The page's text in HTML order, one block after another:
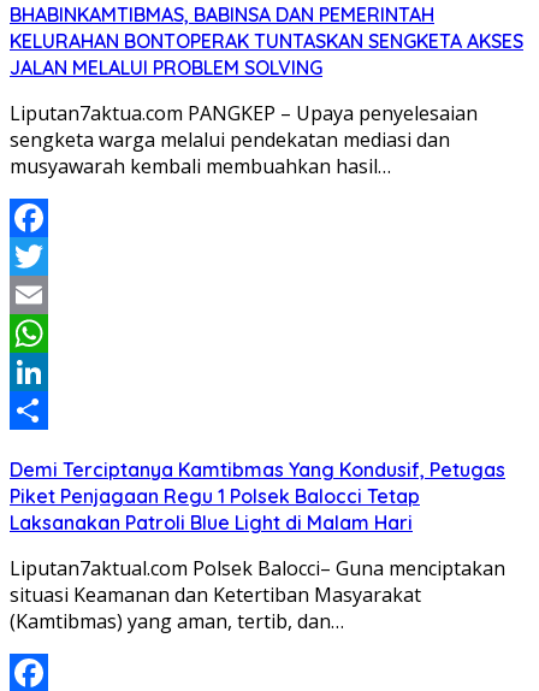
BHABINKAMTIBMAS, BABINSA DAN PEMERINTAH
KELURAHAN BONTOPERAK TUNTASKAN SENGKETA AKSES
JALAN MELALUI PROBLEM SOLVING
Liputan7aktua.com PANGKEP – Upaya penyelesaian
sengketa warga melalui pendekatan mediasi dan
musyawarah kembali membuahkan hasil…
Facebook
Twitter
Email
WhatsApp
LinkedIn
Demi Terciptanya Kamtibmas Yang Kondusif, Petugas
Piket Penjagaan Regu 1 Polsek Balocci Tetap
Laksanakan Patroli Blue Light di Malam Hari
Liputan7aktual.com Polsek Balocci– Guna menciptakan
situasi Keamanan dan Ketertiban Masyarakat
(Kamtibmas) yang aman, tertib, dan…